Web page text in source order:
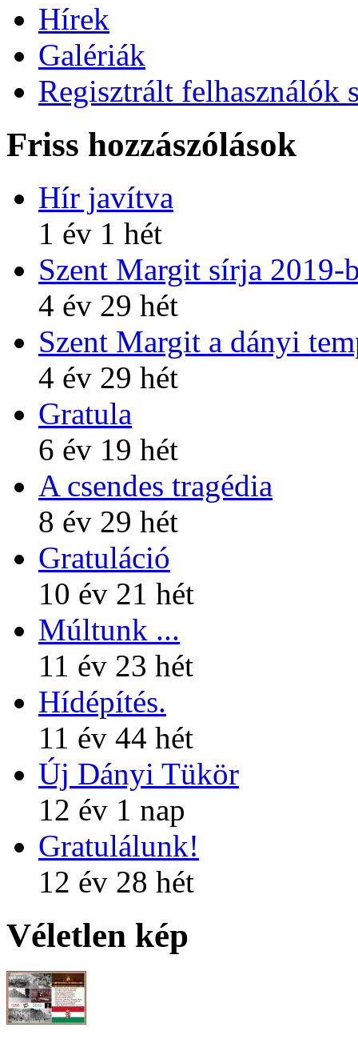
Hírek
Galériák
Regisztrált felhasználók
Friss hozzászólások
Hír javítva
1 év 1 hét
Szent Margit sírja 2019-
4 év 29 hét
Szent Margit a dányi
4 év 29 hét
Gratula
6 év 19 hét
A csendes tragédia
8 év 29 hét
Gratuláció
10 év 21 hét
Múltunk ...
11 év 23 hét
Hídépítés.
11 év 44 hét
Új Dányi Tükör
12 év 1 nap
Gratulálunk!
12 év 28 hét
Véletlen kép